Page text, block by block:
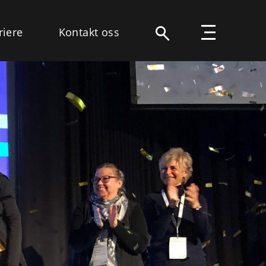
Kontakt oss